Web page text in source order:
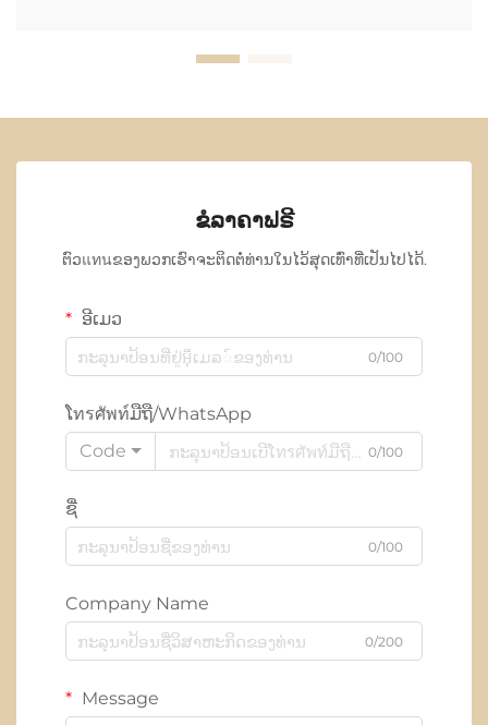
ຂໍລາຄາຟຣີ
ຕົວแทนຂອງພວກເຮົາຈະຕິດຕໍ່ທ່ານໃນໄວ້ສຸດເທົ່າທີ່ເປັນໄປໄດ້.
ອີເມວ
0/100
ໂทรศัพท์ມືຖື/WhatsApp
Code
0/100
ຊື່
0/100
Company Name
0/200
Message